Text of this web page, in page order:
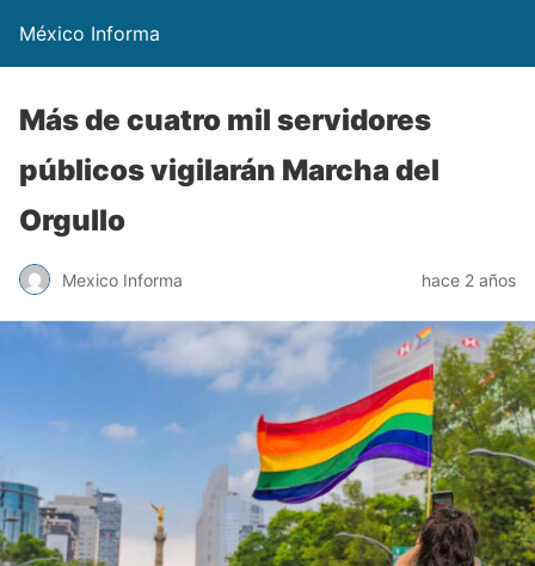
México Informa
Más de cuatro mil servidores
públicos vigilarán Marcha del
Orgullo
Mexico Informa hace 2 años